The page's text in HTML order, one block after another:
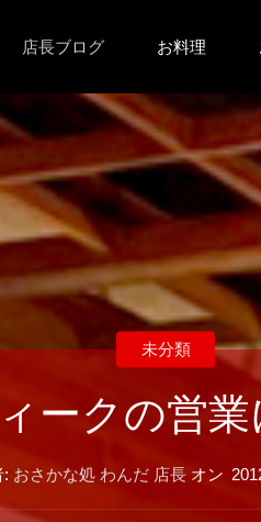
店長ブログ お料理
ークの営
: おさかな処 わんだ 店長 オン
未分類